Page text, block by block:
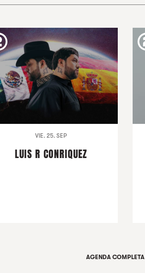
VIE. 25. SEP
LUIS R CONRIQUEZ
AGENDA COMPLETA